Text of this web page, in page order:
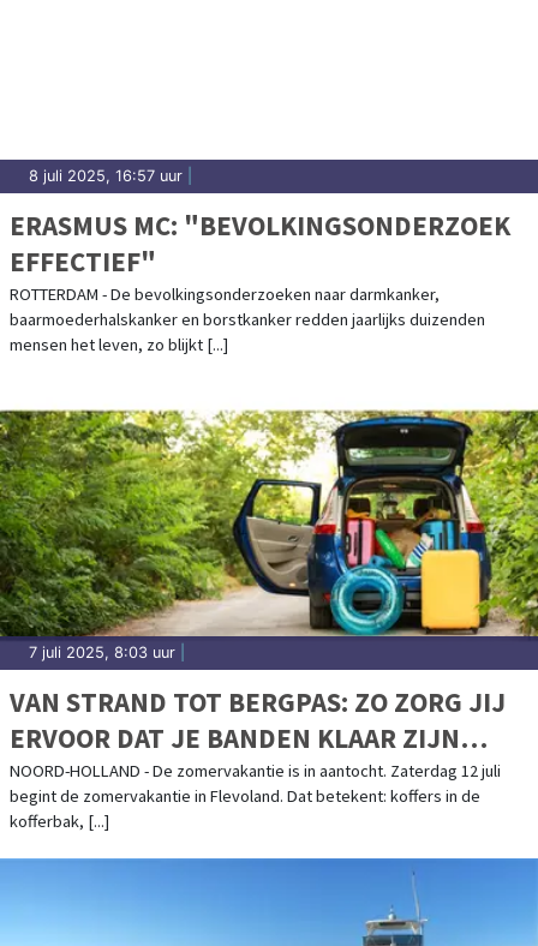
8 juli 2025, 16:57 uur
ERASMUS MC: "BEVOLKINGSONDERZOEK
EFFECTIEF"
ROTTERDAM - De bevolkingsonderzoeken naar darmkanker,
baarmoederhalskanker en borstkanker redden jaarlijks duizenden
mensen het leven, zo blijkt [...]
7 juli 2025, 8:03 uur
VAN STRAND TOT BERGPAS: ZO ZORG JIJ
ERVOOR DAT JE BANDEN KLAAR ZIJN
VOOR ELKE VAKANTIE
NOORD-HOLLAND - De zomervakantie is in aantocht. Zaterdag 12 juli
begint de zomervakantie in Flevoland. Dat betekent: koffers in de
kofferbak, [...]